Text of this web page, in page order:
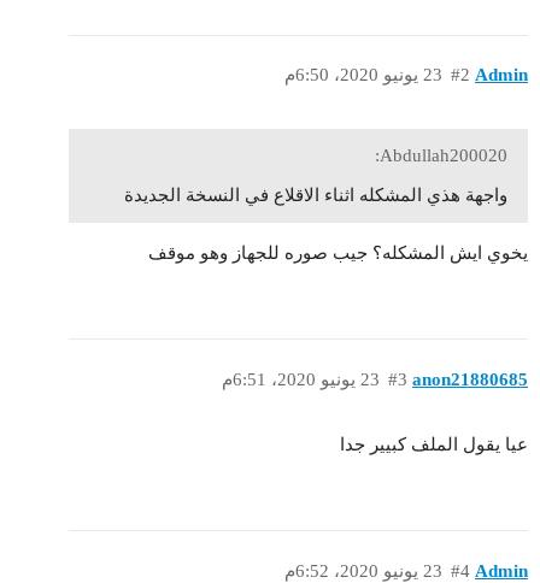
Admin 23 يونيو 2020، 6:50م #2
Abdullah200020:
واجهة هذي المشكله اثناء الاقلاع في النسخة الجديدة
يخوي ايش المشكله؟ جيب صوره للجهاز وهو موقف
anon21880685 23 يونيو 2020، 6:51م #3
عيا يقول الملف كبيير جدا
Admin 23 يونيو 2020، 6:52م #4